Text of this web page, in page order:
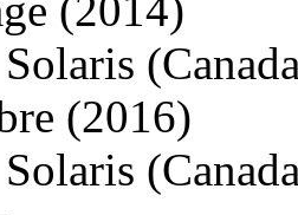
(2016)